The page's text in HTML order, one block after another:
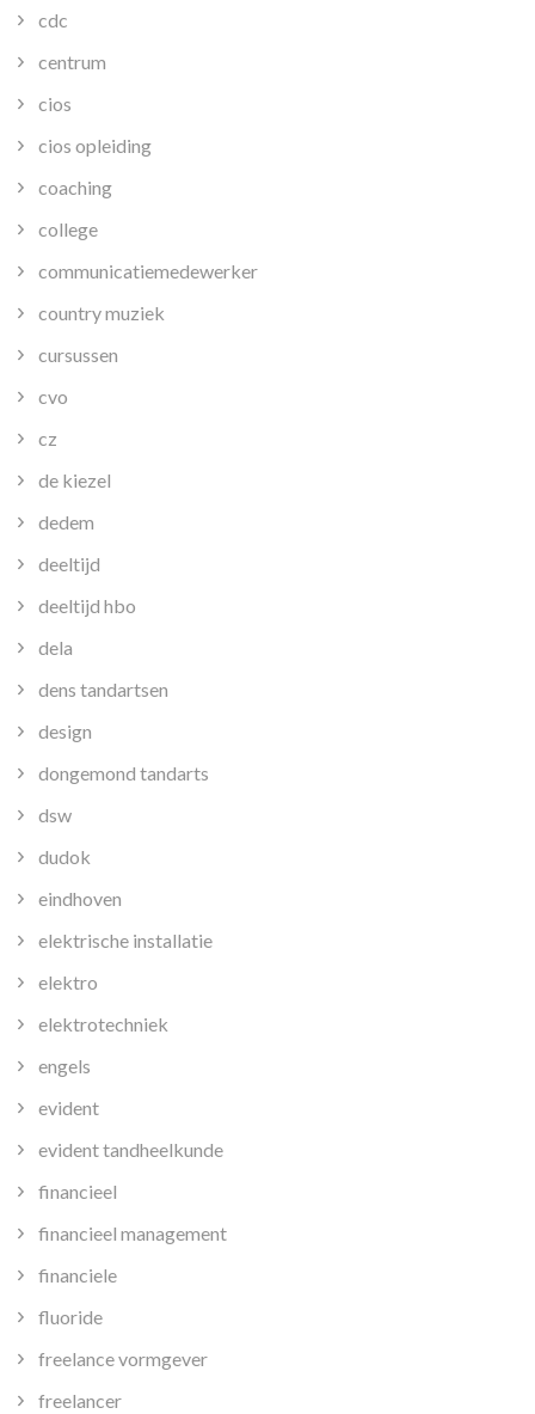
cdc
centrum
cios
cios opleiding
coaching
college
communicatiemedewerker
country muziek
cursussen
cvo
cz
de kiezel
dedem
deeltijd
deeltijd hbo
dela
dens tandartsen
design
dongemond tandarts
dsw
dudok
eindhoven
elektrische installatie
elektro
elektrotechniek
engels
evident
evident tandheelkunde
financieel
financieel management
financiele
fluoride
freelance vormgever
freelancer